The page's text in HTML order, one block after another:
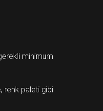
minimum
renk paleti gibi